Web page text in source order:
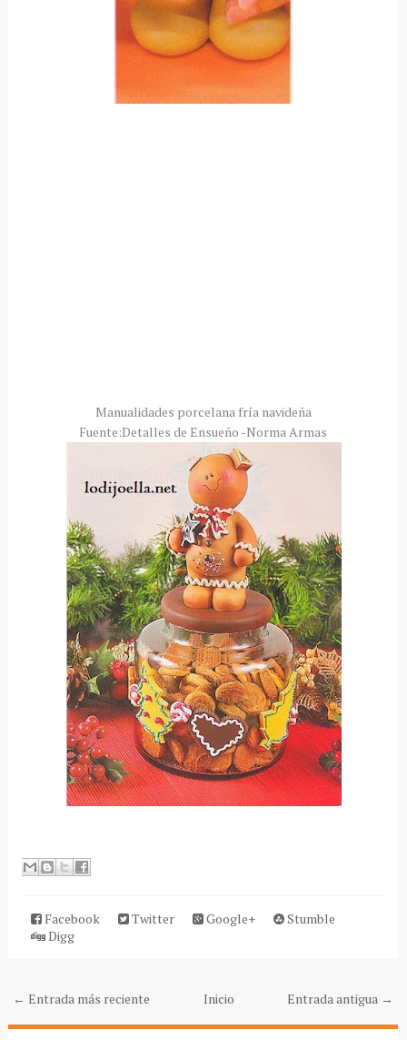
Manualidades porcelana fría navideña
Fuente:Detalles de Ensueño -Norma Armas
Facebook Twitter Google+
Stumble
Digg
← Entrada más reciente Entrada antigua →
Inicio